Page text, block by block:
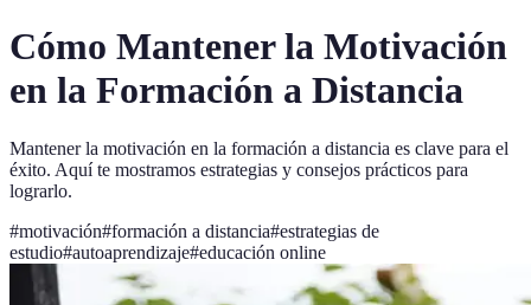
Cómo Mantener la Motivación
en la Formación a Distancia
Mantener la motivación en la formación a distancia es clave para el
éxito. Aquí te mostramos estrategias y consejos prácticos para
lograrlo.
#motivación#formación a distancia#estrategias de
estudio#autoaprendizaje#educación online